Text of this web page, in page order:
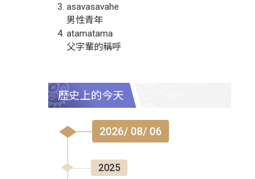
asavasavahe
男性青年
atamatama
父字輩的稱呼
歷史上的今天
2026/ 08/ 06
2025